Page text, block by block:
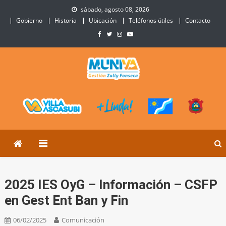
sábado, agosto 08, 2026
Gobierno
Historia Ubicación Teléfonos útiles Contacto
Ascasubi
2025 IES OyG – Información – CSFP
en Gest Ent Ban y Fin
06/02/2025 Comunicación